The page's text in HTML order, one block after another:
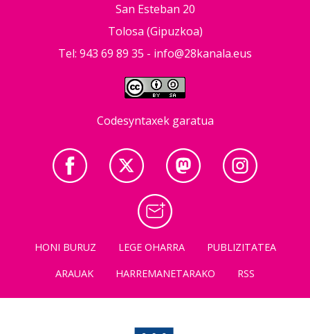
San Esteban 20
Tolosa (Gipuzkoa)
Tel: 943 69 89 35 - info@28kanala.eus
Codesyntaxek garatua
HONI BURUZ LEGE OHARRA
PUBLIZITATEA
ARAUAK
HARREMANETARAKO RSS